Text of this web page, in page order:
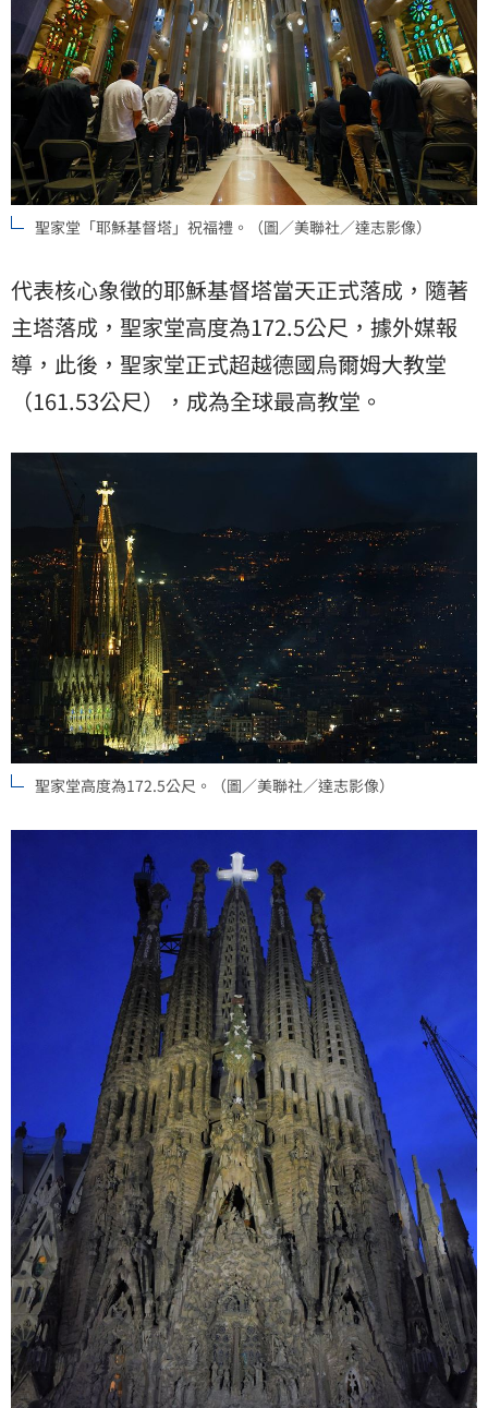
聖家堂「耶穌基督塔」祝福禮。（圖／美聯社／達志影像）
代表核心象徵的耶穌基督塔當天正式落成，隨著
主塔落成，聖家堂高度為172.5公尺，據外媒報
導，此後，聖家堂正式超越德國烏爾姆大教堂
（161.53公尺），成為全球最高教堂。
聖家堂高度為172.5公尺。（圖／美聯社／達志影像）